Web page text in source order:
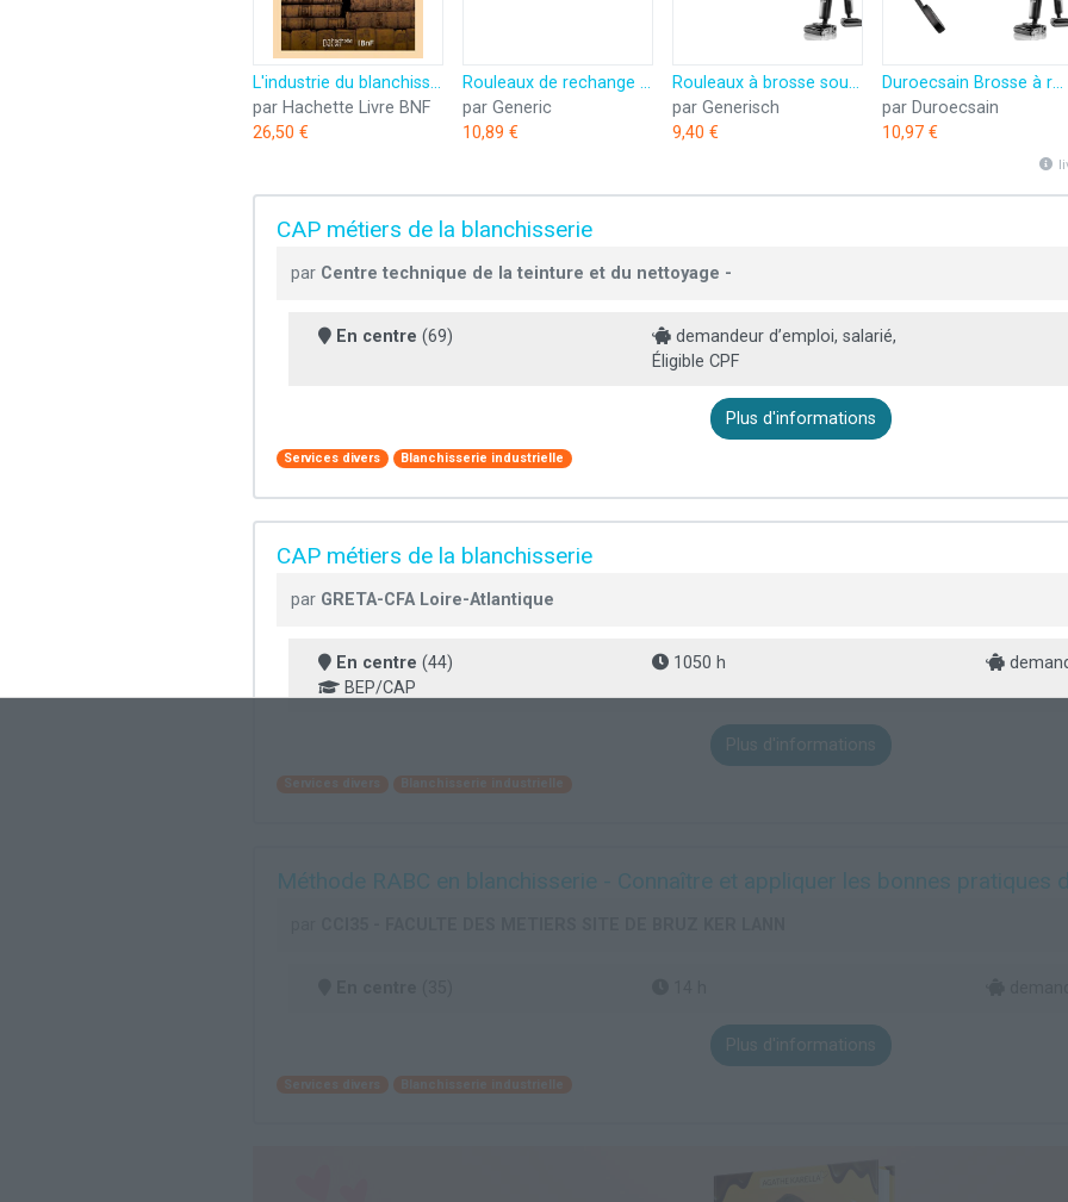
L'industrie du blanchissage et les blanchisseries...
par Hachette Livre BNF
26,50 €
Rouleaux de rechange pour serpillère sous vide, tête de rechange pour balai d'aspirateur | Machine de nettoyage lavable et sèche de rechange pour salle de bain
par Generic
10,89 €
Rouleaux à brosse souple - Fixation sous vide - Rouleau souple - Tête d'aspiration - Brosse de nettoyage de sol - Nettoyage lavable pour et à sec
par Generisch
9,40 €
Duroecsain Brosse à rouleau sous vide, rouleaux de nettoyage doux - Housse sous vide, brosse rouleau de nettoyage pour sol - Pièces de machine pour le sol pour bois dur - Installation facile
par Duroecsain
10,97 €
CAP métiers de la blanchisserie
par Centre technique de la teinture et du nettoyage -
En centre (69)
demandeur d’emploi, salarié,
Éligible CPF
Plus d'informations
Services divers Blanchisserie industrielle
CAP métiers de la blanchisserie
par GRETA-CFA Loire-Atlantique
En centre (44) 1050 h
BEP/CAP
Plus d'informations
Méthode RABC en blanchisserie - Connaître et appliquer les bonnes pratiques
Plus d'informations